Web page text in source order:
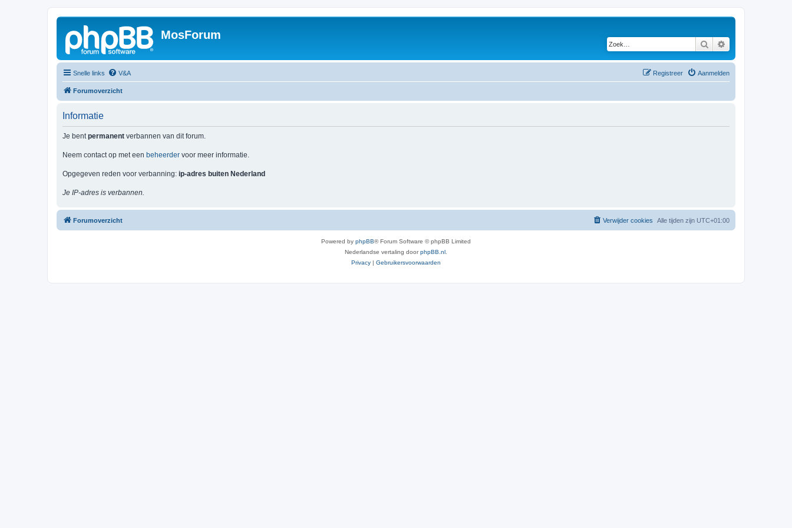
MosForum
Zoek
Snelle links V&A Aanmelden
Registreer
Forumoverzicht
Informatie
Je bentpermanent verbannen van dit forum.
Neem contact op met een beheerder voor meer informatie.
Opgegeven reden voor verbanning: ip-adres buiten Nederland
Je IP-adres is verbannen.
Forumoverzicht Alle tijden zijn UTC+01:00
Verwijder cookies
Powered by phpBB® Forum Software © phpBB Limited
Nederlandse vertaling doorphpBB.nl
Privacy | Gebruikersvoorwaarden